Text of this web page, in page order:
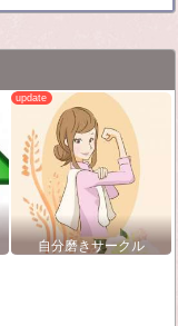
自分磨きサークル